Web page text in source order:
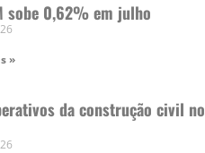
sobe 0,62% em julho
»
da construção civil no